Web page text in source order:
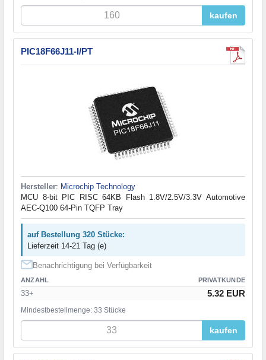
kaufen
PIC18F66J11-I/PT
Hersteller: Microchip Technology
MCU 8-bit PIC RISC 64KB Flash 1.8V/2.5V/3.3V Automotive
AEC-Q100 64-Pin TQFP Tray
auf Bestellung 320 Stücke:
Lieferzeit 14-21 Tag (e)
Benachrichtigung bei Verfügbarkeit
ANZAHL PRIVATKUNDE
33+ 5.32 EUR
Mindestbestellmenge: 33 Stücke
kaufen